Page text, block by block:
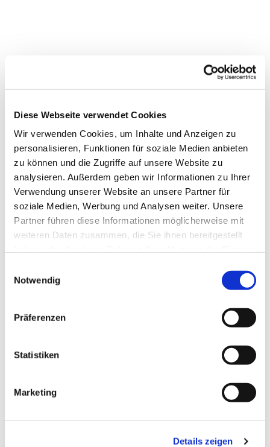
Diese Webseite verwendet Cookies
Wir verwenden Cookies, um Inhalte und Anzeigen zu
personalisieren, Funktionen für soziale Medien anbieten
zu können und die Zugriffe auf unsere Website zu
analysieren. Außerdem geben wir Informationen zu Ihrer
Verwendung unserer Website an unsere Partner für
soziale Medien, Werbung und Analysen weiter. Unsere
Partner führen diese Informationen möglicherweise mit
weiteren Daten zusammen, die Sie ihnen bereitgestellt
Notwendig
Präferenzen
Statistiken
Marketing
Details zeigen
Dies könnte Sie auch
interessieren